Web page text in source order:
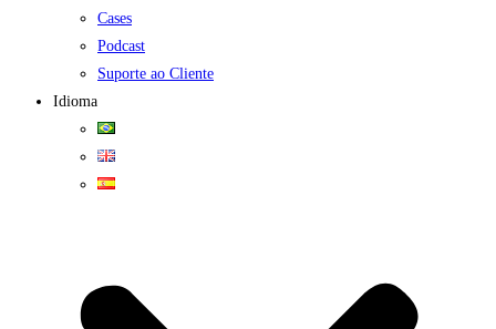
Cases
Podcast
Suporte ao Cliente
Idioma